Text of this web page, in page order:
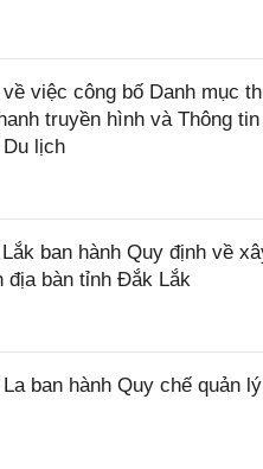
việc công bố Danh mục
truyền hình và Thông
lịch
ban hành Quy định về
địa bàn tỉnh Đắk Lắk
ban hành Quy chế quản